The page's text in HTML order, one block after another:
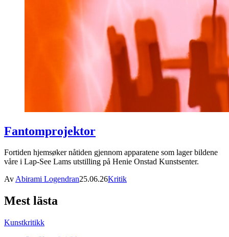
Fantomprojektor
Fortiden hjemsøker nåtiden gjennom apparatene som lager bildene
våre i Lap-See Lams utstilling på Henie Onstad Kunstsenter.
AvAbirami Logendran25.06.26Kritik
Mest lästa
Kunstkritikk